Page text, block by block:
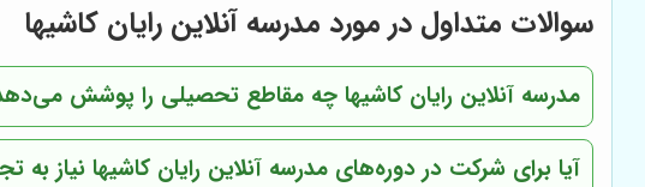
سوالات متداول در مورد مدرسه آنلاین رایان کاشیها
مدرسه آنلاین رایان کاشیها چه مقاطع تحصیلی را پوشش
آیا برای شرکت در دوره‌های مدرسه آنلاین رایان کاشیها نیاز